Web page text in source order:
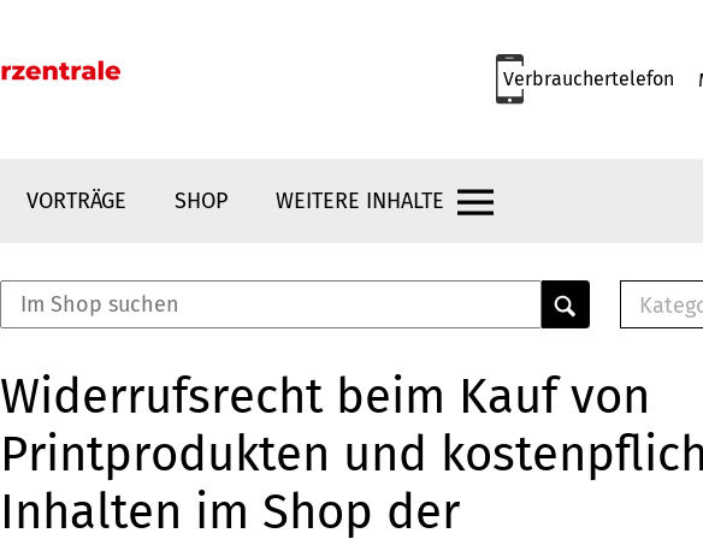
Verbrauchertelefon
VORTRÄGE SHOP WEITERE INHALTE
Widerrufsrecht beim Kauf von
Printprodukten und
Inhalten im Shop der